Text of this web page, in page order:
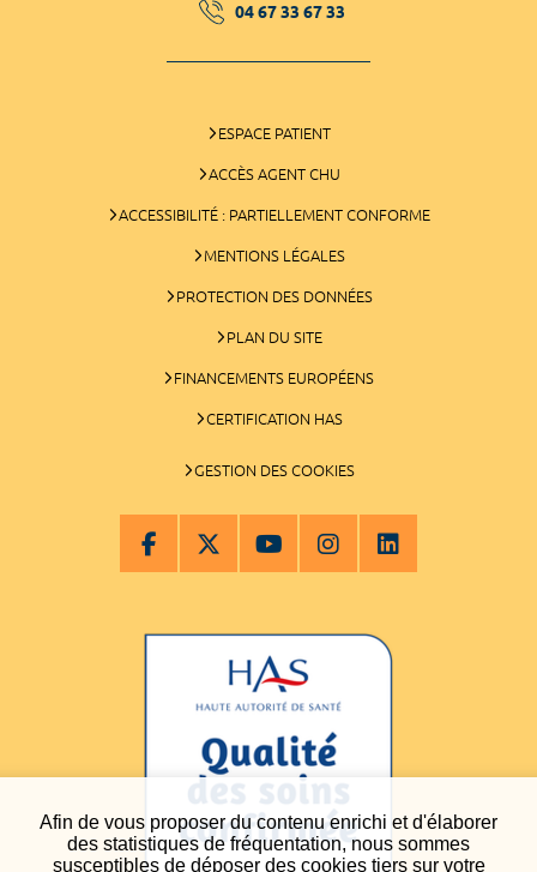
Afin de vous proposer du contenu enrichi et d'élaborer
des statistiques de fréquentation, nous sommes
susceptibles de déposer des cookies tiers sur votre
04 67 33 67 33
ESPACE PATIENT
ACCÈS AGENT CHU
ACCESSIBILITÉ : PARTIELLEMENT CONFORME
MENTIONS LÉGALES
PROTECTION DES DONNÉES
PLAN DU SITE
FINANCEMENTS EUROPÉENS
CERTIFICATION HAS
GESTION DES COOKIES